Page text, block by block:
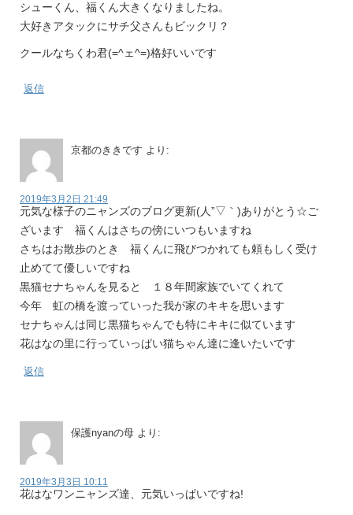
シューくん、福くん大きくなりましたね。
大好きアタックにサチ父さんもビックリ？
クールなちくわ君(=^ェ^=)格好いいです
返信
京都のききです より:
2019年3月2日 21:49
元気な様子のニャンズのブログ更新(人”▽｀)ありがとう☆ご
ざいます 福くんはさちの傍にいつもいますね
さちはお散歩のとき 福くんに飛びつかれても頼もしく受け
止めてて優しいですね
黒猫セナちゃんを見ると １８年間家族でいてくれて
今年 虹の橋を渡っていった我が家のキキを思います
セナちゃんは同じ黒猫ちゃんでも特にキキに似ています
花はなの里に行っていっぱい猫ちゃん達に逢いたいです
返信
保護nyanの母 より:
2019年3月3日 10:11
花はなワンニャンズ達、元気いっぱいですね!